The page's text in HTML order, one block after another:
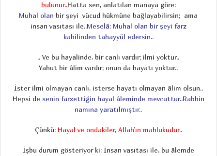
bulunur..Hatta sen, anlatılan manaya göre:
Muhal olan bir şeyi vücud hükmüne bağlayabilirsin; ama
insan vasıtası ile..Meselâ: Muhal olan bir şeyi farz
kabilinden tahayyül edersin..
.. Ve bu hayalinde, bir canlı vardır; ilmi yoktur..
Yahut bir âlim vardır; onun da hayatı yoktur..
İster ilmi olmayan canlı, isterse hayatı olmayan âlim olsun..
Hepsi de senin farzettiğin hayal âleminde mevcuttur..Rabbin
namına yaratılmıştır..
Çünkü: Hayal ve ondakiler, Allah’ın mahlukudur..
İşbu durum gösteriyor ki: İnsan vasıtası ile, bu âlemde